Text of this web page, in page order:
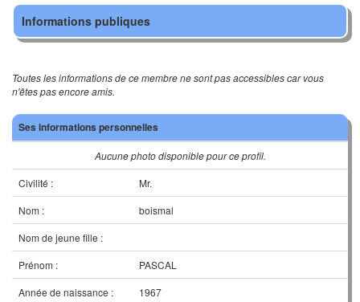
Informations publiques
Toutes les informations de ce membre ne sont pas accessibles car vous
n'êtes pas encore amis.
Ses informations personnelles
Aucune photo disponible pour ce profil.
Civilité :
Mr.
Nom :
boismal
Nom de jeune fille :
Prénom :
PASCAL
Année de naissance :
1967